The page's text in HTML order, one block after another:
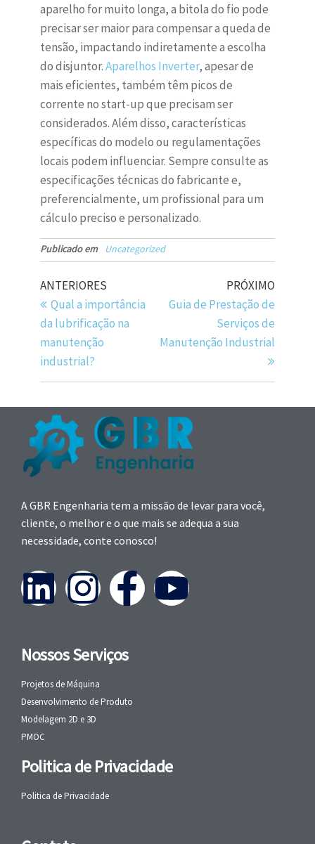
aparelho for muito longa, a bitola do fio pode
precisar ser maior para compensar a queda de
tensão, impactando indiretamente a escolha
do disjuntor.Aparelhos Inverter, apesar de
mais eficientes, também têm picos de
corrente no start-up que precisam ser
considerados. Além disso, características
específicas do modelo ou regulamentações
locais podem influenciar. Sempre consulte as
especificações técnicas do fabricante e,
preferencialmente, um profissional para um
cálculo preciso e personalizado.
Publicado em Uncategorized
ANTERIORES
Qual a importância
da lubrificação na
manutenção
industrial?
PRÓXIMO
Guia de Prestação de
Serviços de
Manutenção Industrial
A GBR Engenharia tem a missão de levar para você,
cliente, o melhor e o que mais se adequa a sua
necessidade, conte conosco!
Nossos Serviços
Projetos de Máquina
Desenvolvimento de Produto
Modelagem 2D e 3D
PMOC
Politica de Privacidade
Politica de Privacidade